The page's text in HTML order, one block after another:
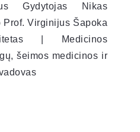
Gydytojas Nikas
Prof. Virginijus Šapoka
| Medicinos
šeimos medicinos ir